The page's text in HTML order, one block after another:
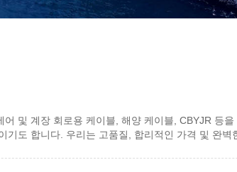
및 계장 회로용 케이블, 해양 케이블, CBYJR 등
도 합니다. 우리는 고품질, 합리적인 가격 및 완벽